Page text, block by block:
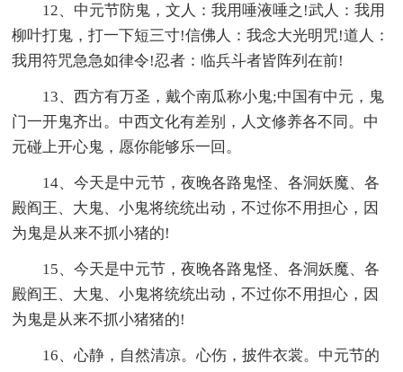
12、中元节防鬼，文人：我用唾液唾之!武人：我用
柳叶打鬼，打一下短三寸!信佛人：我念大光明咒!道人：
我用符咒急急如律令!忍者：临兵斗者皆阵列在前!
13、西方有万圣，戴个南瓜称小鬼;中国有中元，鬼
门一开鬼齐出。中西文化有差别，人文修养各不同。中
元碰上开心鬼，愿你能够乐一回。
14、今天是中元节，夜晚各路鬼怪、各洞妖魔、各
殿阎王、大鬼、小鬼将统统出动，不过你不用担心，因
为鬼是从来不抓小猪的!
15、今天是中元节，夜晚各路鬼怪、各洞妖魔、各
殿阎王、大鬼、小鬼将统统出动，不过你不用担心，因
为鬼是从来不抓小猪猪的!
16、心静，自然清凉。心伤，披件衣裳。中元节的